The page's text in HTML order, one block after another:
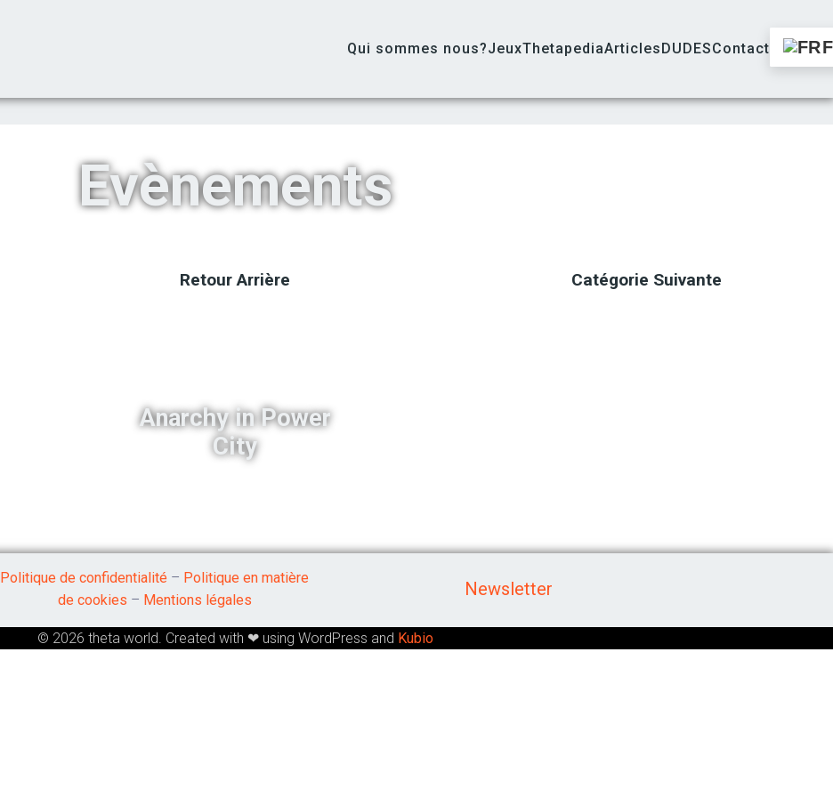
Qui sommes nous?JeuxThetapediaArticlesDUDESContact
Evènements
Retour Arrière Catégorie Suivante
Anarchy in Power
City
Politique de confidentialité – Politique en matière
de cookies – Mentions légales
Newsletter
© 2026 theta world. Created with ❤ using WordPress and Kubio